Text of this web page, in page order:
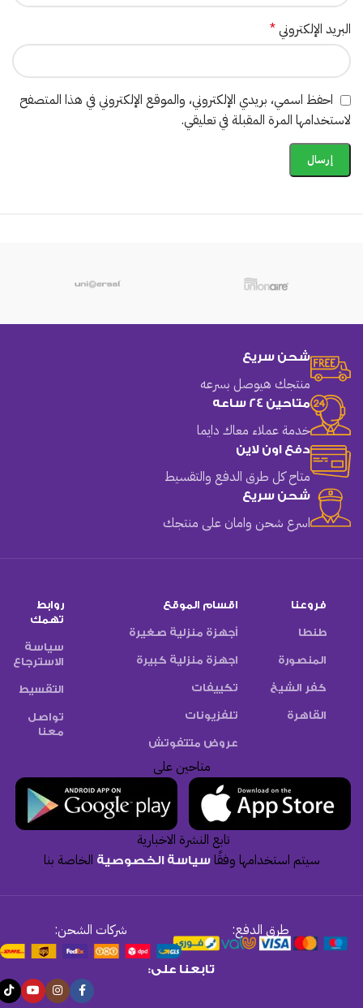
البريد الإلكتروني*
احفظ اسمي، بريدي الإلكتروني، والموقع الإلكتروني في هذا المتصفح
لاستخدامها المرة المقبلة في تعليقي.
شحن سريع
منتجك هيوصل بسرعه
متاحين 24 ساعه
خدمة عملاء معاك دايما
دفع اون لاين
متاح كل طرق الدفع والتقسيط
شحن سريع
اسرع شحن وامان على منتجك
فروعنا
طنطا
المنصورة
كفر الشيخ
القاهرة
اقسام الموقع
أجهزة منزلية صغيرة
اجهزة منزلية كبيرة
تكييفات
تلفزيونات
عروض متتفوتش
روابط
تهمك
سياسة
الاسترجاع
التقسيط
تواصل
معنا
متاحين على
تابع النشرة الاخبارية
سيتم استخدامها وفقًاسياسة الخصوصية الخاصة بنا
طرق الدفع: شركات الشحن:
تابعنا على: